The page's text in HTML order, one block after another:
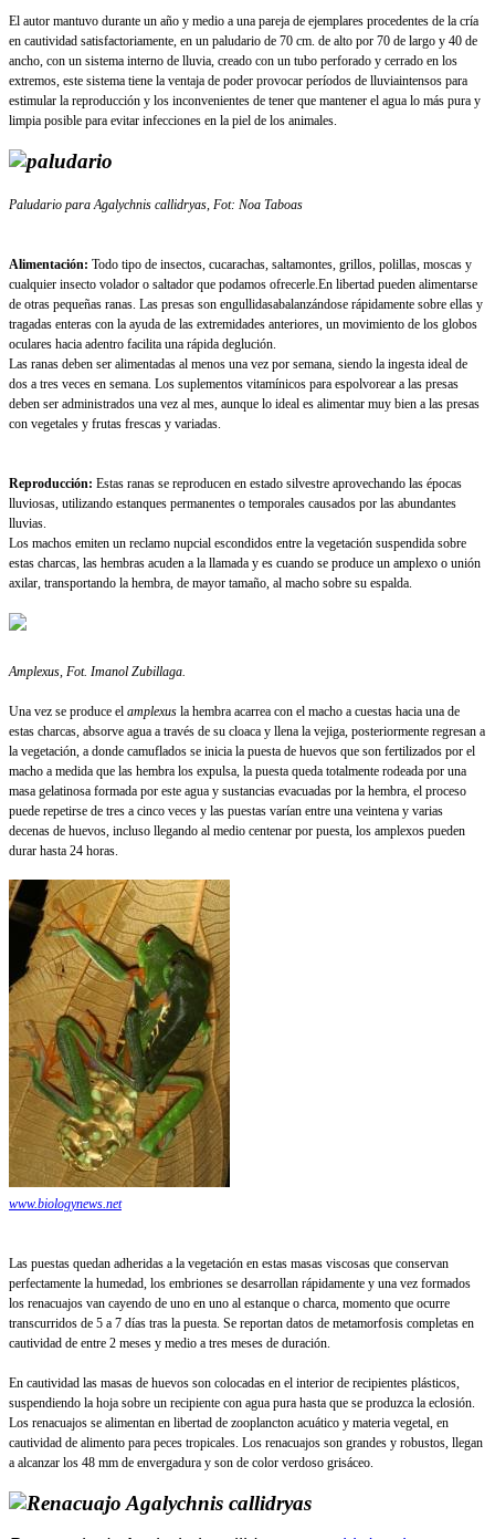
El autor mantuvo durante un año y medio a una pareja de ejemplares procedentes de la cría
en cautividad satisfactoriamente, en un paludario de 70 cm. de alto por 70 de largo y 40 de
ancho, con un sistema interno de lluvia, creado con un tubo perforado y cerrado en los
extremos, este sistema tiene la ventaja de poder provocar períodos de lluviaintensos para
estimular la reproducción y los inconvenientes de tener que mantener el agua lo más pura y
limpia posible para evitar infecciones en la piel de los animales.
Paludario para Agalychnis callidryas, Fot: Noa Taboas
Alimentación: Todo tipo de insectos, cucarachas, saltamontes, grillos, polillas, moscas y
cualquier insecto volador o saltador que podamos ofrecerle.En libertad pueden alimentarse
de otras pequeñas ranas. Las presas son engullidasabalanzándose rápidamente sobre ellas y
tragadas enteras con la ayuda de las extremidades anteriores, un movimiento de los globos
oculares hacia adentro facilita una rápida deglución.
Las ranas deben ser alimentadas al menos una vez por semana, siendo la ingesta ideal de
dos a tres veces en semana. Los suplementos vitamínicos para espolvorear a las presas
deben ser administrados una vez al mes, aunque lo ideal es alimentar muy bien a las presas
con vegetales y frutas frescas y variadas.
Reproducción: Estas ranas se reproducen en estado silvestre aprovechando las épocas
lluviosas, utilizando estanques permanentes o temporales causados por las abundantes
lluvias.
Los machos emiten un reclamo nupcial escondidos entre la vegetación suspendida sobre
estas charcas, las hembras acuden a la llamada y es cuando se produce un amplexo o unión
axilar, transportando la hembra, de mayor tamaño, al macho sobre su espalda.
Amplexus, Fot. Imanol Zubillaga.
Una vez se produce el amplexus la hembra acarrea con el macho a cuestas hacia una de
estas charcas, absorve agua a través de su cloaca y llena la vejiga, posteriormente regresan a
la vegetación, a donde camuflados se inicia la puesta de huevos que son fertilizados por el
macho a medida que las hembra los expulsa, la puesta queda totalmente rodeada por una
masa gelatinosa formada por este agua y sustancias evacuadas por la hembra, el proceso
puede repetirse de tres a cinco veces y las puestas varían entre una veintena y varias
decenas de huevos, incluso llegando al medio centenar por puesta, los amplexos pueden
durar hasta 24 horas.
www.biologynews.net
Las puestas quedan adheridas a la vegetación en estas masas viscosas que conservan
perfectamente la humedad, los embriones se desarrollan rápidamente y una vez formados
los renacuajos van cayendo de uno en uno al estanque o charca, momento que ocurre
transcurridos de 5 a 7 días tras la puesta. Se reportan datos de metamorfosis completas en
cautividad de entre 2 meses y medio a tres meses de duración.
En cautividad las masas de huevos son colocadas en el interior de recipientes plásticos,
suspendiendo la hoja sobre un recipiente con agua pura hasta que se produzca la eclosión.
Los renacuajos se alimentan en libertad de zooplancton acuático y materia vegetal, en
cautividad de alimento para peces tropicales. Los renacuajos son grandes y robustos, llegan
a alcanzar los 48 mm de envergadura y son de color verdoso grisáceo.